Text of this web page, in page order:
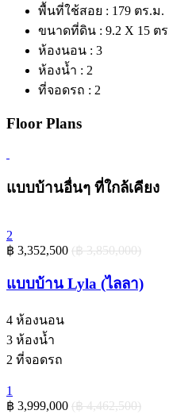
พื้นที่ใช้สอย : 179 ตร.ม.
ขนาดที่ดิน : 9.2 X 15 ต
ห้องนอน : 3
ห้องน้ำ : 2
ที่จอดรถ : 2
Floor Plans
แบบบ้านอื่นๆ ที่ใกล้เคียง
2
‎฿ 3,352,500 (‎฿ 3,850,000)
แบบบ้าน Lyla (ไลลา)
4 ห้องนอน
3 ห้องน้ำ
2 ที่จอดรถ
1
‎฿ 3,999,000 (‎฿ 4,462,500)